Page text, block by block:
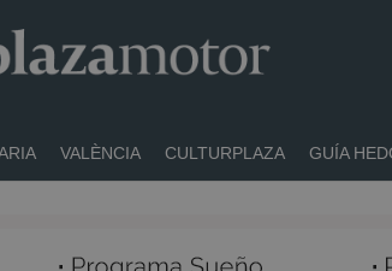
VALÈNCIA CULTURPLAZA GUÍA